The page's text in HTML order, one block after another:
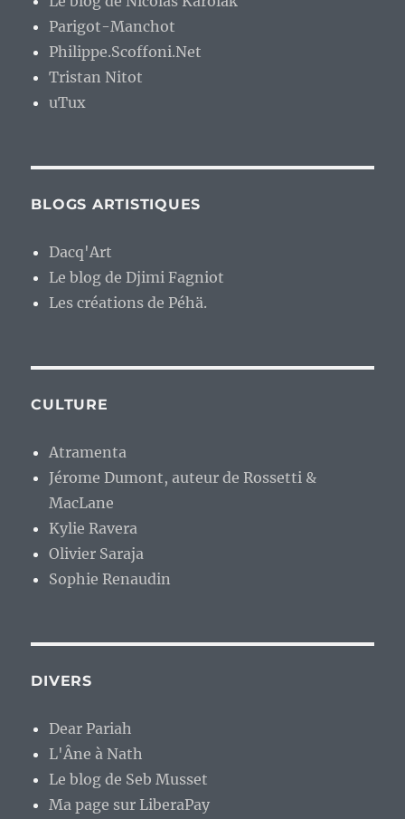
Parigot-Manchot
Philippe.Scoffoni.Net
Tristan Nitot
uTux
BLOGS ARTISTIQUES
Dacq'Art
Le blog de Djimi Fagniot
Les créations de Péhä.
CULTURE
Atramenta
Jérome Dumont, auteur de Rossetti &
MacLane
Kylie Ravera
Olivier Saraja
Sophie Renaudin
DIVERS
Dear Pariah
L'Âne à Nath
Le blog de Seb Musset
Ma page sur LiberaPay